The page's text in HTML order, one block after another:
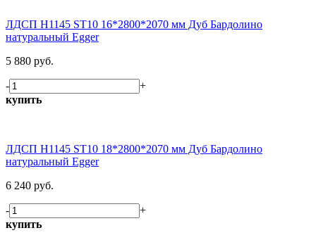
ЛДСП H1145 ST10 16*2800*2070 мм Дуб Бардолино
натуральный Egger
5 880 руб.
-
+
купить
ЛДСП H1145 ST10 18*2800*2070 мм Дуб Бардолино
натуральный Egger
6 240 руб.
-
+
купить